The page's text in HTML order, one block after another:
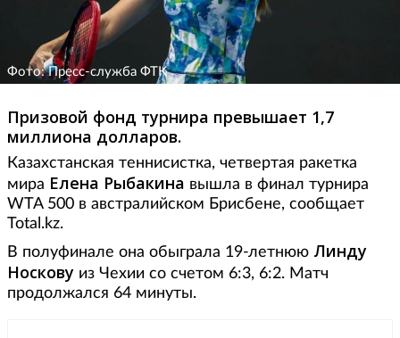
Фото: Пресс-служба ФТК
Призовой фонд турнира превышает 1,7
миллиона долларов.
Казахстанская теннисистка, четвертая ракетка
мира Елена Рыбакина вышла в финал турнира
WTA 500 в австралийском Брисбене, сообщает
Total.kz.
В полуфинале она обыграла 19-летнюю Линду
Носкову из Чехии со счетом 6:3, 6:2. Матч
продолжался 64 минуты.